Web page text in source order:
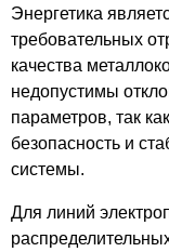
Энергетика
требовательных
качества
недопустимы
параметров, так
безопасность и
системы.
Для линий